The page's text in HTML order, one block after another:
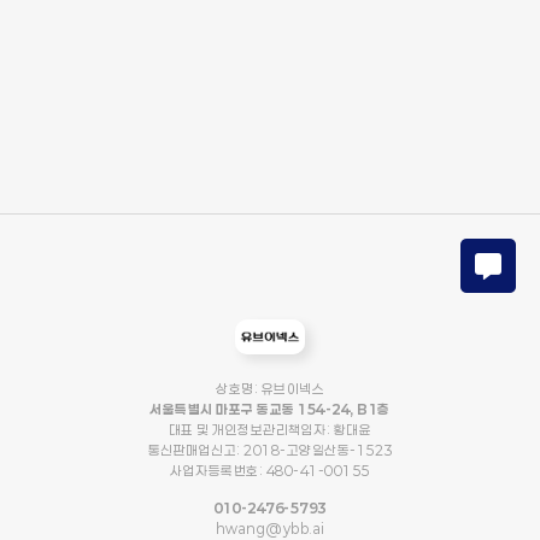
상호명: 유브이넥스
서울특별시 마포구 동교동 154-24, B1층
대표 및 개인정보관리책임자: 황대윤
통신판매업신고: 2018-고양일산동-1523
사업자등록번호: 480-41-00155
010-2476-5793
hwang@ybb.ai